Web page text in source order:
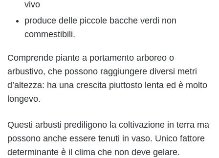
vivo
produce delle piccole bacche verdi non
commestibili.
Comprende piante a portamento arboreo o
arbustivo, che possono raggiungere diversi metri
d’altezza: ha una crescita piuttosto lenta ed è molto
longevo.
Questi arbusti prediligono la coltivazione in terra ma
possono anche essere tenuti in vaso. Unico fattore
determinante è il clima che non deve gelare.